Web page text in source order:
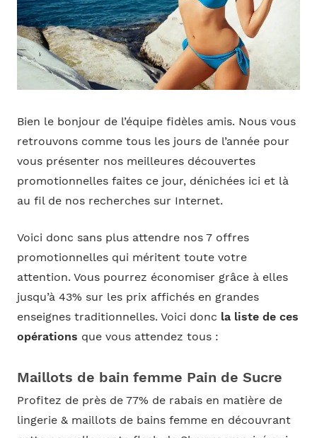
Bien le bonjour de l’équipe fidèles amis. Nous vous
retrouvons comme tous les jours de l’année pour
vous présenter nos meilleures découvertes
promotionnelles faites ce jour, dénichées ici et là
au fil de nos recherches sur Internet.
Voici donc sans plus attendre nos 7 offres
promotionnelles qui méritent toute votre
attention. Vous pourrez économiser grâce à elles
jusqu’à 43% sur les prix affichés en grandes
enseignes traditionnelles. Voici donc la liste de ces
opérations que vous attendez tous :
Maillots de bain femme Pain de Sucre
Profitez de près de 77% de rabais en matière de
lingerie & maillots de bains femme en découvrant